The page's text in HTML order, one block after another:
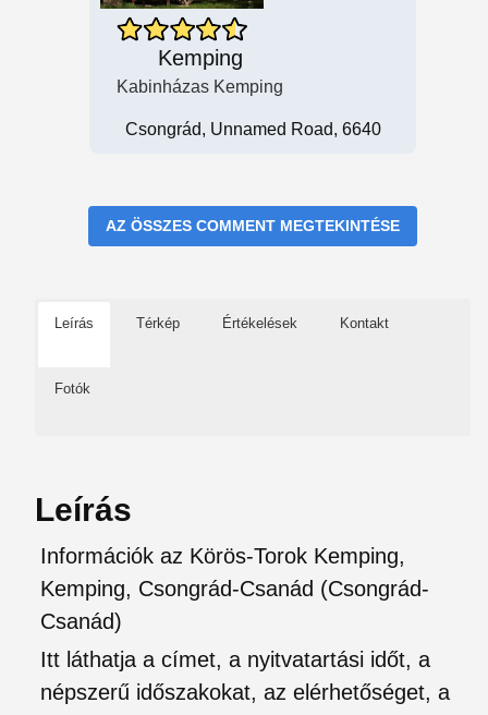
Kemping
Kabinházas Kemping
Csongrád, Unnamed Road, 6640
AZ ÖSSZES COMMENT MEGTEKINTÉSE
Leírás Térkép Értékelések Kontakt
Fotók
Leírás
Információk az Körös-Torok Kemping,
Kemping, Csongrád-Csanád (Csongrád-
Csanád)
Itt láthatja a címet, a nyitvatartási időt, a
népszerű időszakokat, az elérhetőséget, a